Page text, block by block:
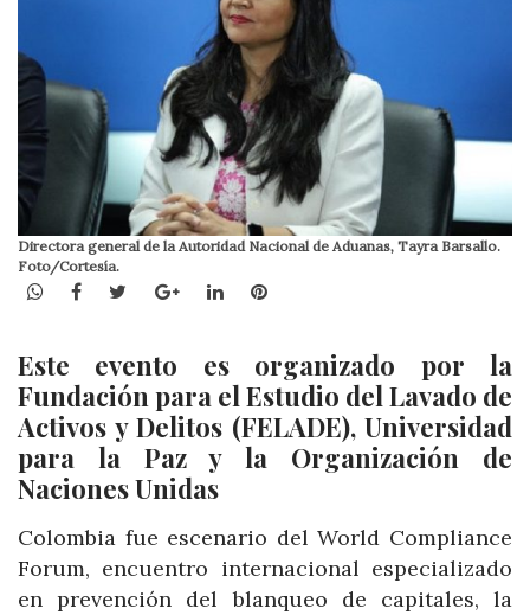
Directora general de la Autoridad Nacional de Aduanas, Tayra Barsallo.
Foto/Cortesía.
WhatsApp
Facebook
TwitterGoogle+LinkedInPinterest
Este evento es organizado por la
Fundación para el Estudio del Lavado de
Activos y Delitos (FELADE), Universidad
para la Paz y la Organización de
Naciones Unidas
Colombia fue escenario del World Compliance
Forum, encuentro internacional especializado
en prevención del blanqueo de capitales, la